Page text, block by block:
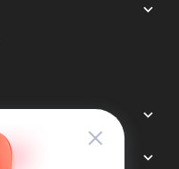


